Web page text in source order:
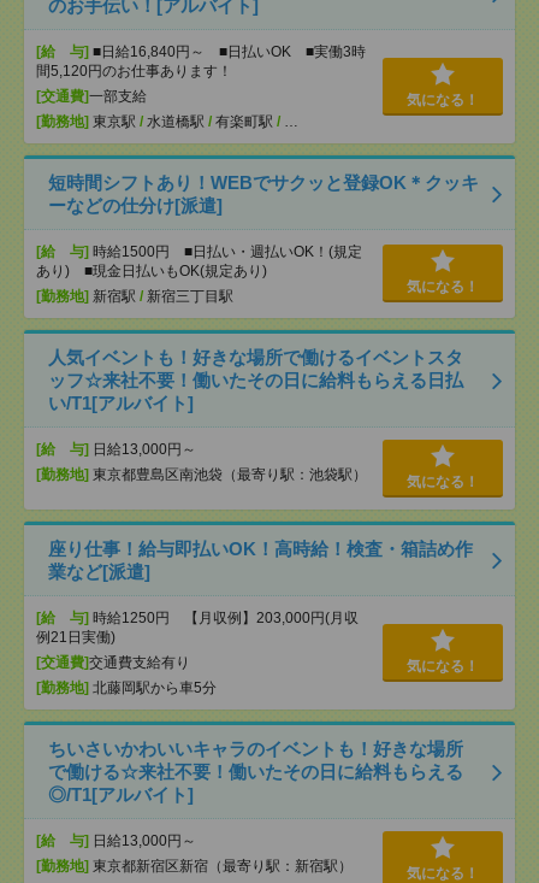
のお手伝い！[アルバイト]
[給 与] ■日給16,840円～ ■日払いOK ■実働3時
間5,120円のお仕事あります！
[交通費]一部支給
[勤務地] 東京駅 / 水道橋駅 / 有楽町駅 / …
気になる！
短時間シフトあり！WEBでサクッと登録OK＊クッキ
ーなどの仕分け[派遣]
[給 与] 時給1500円 ■日払い・週払いOK！(規定
あり) ■現金日払いもOK(規定あり)
[勤務地] 新宿駅 / 新宿三丁目駅
気になる！
人気イベントも！好きな場所で働けるイベントスタ
ッフ☆来社不要！働いたその日に給料もらえる日払
い/T1[アルバイト]
[給 与] 日給13,000円～
[勤務地] 東京都豊島区南池袋（最寄り駅：池袋駅） 気になる！
座り仕事！給与即払いOK！高時給！検査・箱詰め作
業など[派遣]
[給 与] 時給1250円 【月収例】203,000円(月収
例21日実働)
[交通費]交通費支給有り
[勤務地] 北藤岡駅から車5分
気になる！
ちいさいかわいいキャラのイベントも！好きな場所
で働ける☆来社不要！働いたその日に給料もらえる
◎/T1[アルバイト]
[給 与] 日給13,000円～
[勤務地] 東京都新宿区新宿（最寄り駅：新宿駅） 気になる！